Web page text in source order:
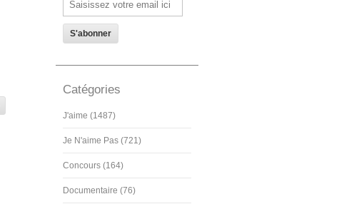
Catégories
J'aime (1487)
Je N'aime Pas (721)
Concours (164)
Documentaire (76)